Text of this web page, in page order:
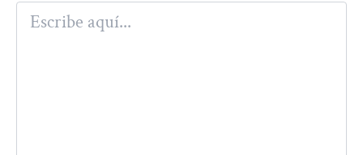
Escribe
aquí...